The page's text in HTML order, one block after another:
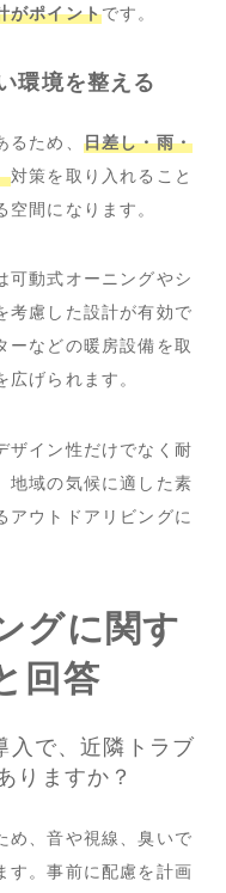
がポイントです。
環境を整える
ため、 日差し・雨・
対策を取り入れること
間になります。
可動式オーニングやシ
考慮した設計が有効で
ーなどの暖房設備を取
げられます。
ザイン性だけでなく耐
地域の気候に適した素
アウトドアリビングに
グに関す
回答
入で、近隣トラブ
りますか？
め、音や視線、臭いで
す。事前に配慮を計画